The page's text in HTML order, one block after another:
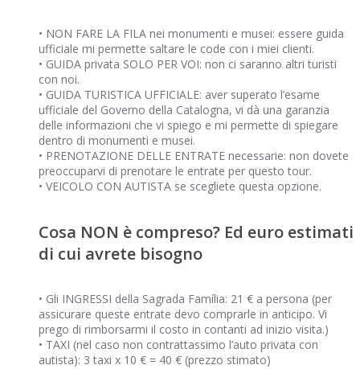
• NON FARE LA FILA nei monumenti e musei: essere guida
ufficiale mi permette saltare le code con i miei clienti.
• GUIDA privata SOLO PER VOI: non ci saranno altri turisti
con noi.
• GUIDA TURISTICA UFFICIALE: aver superato l’esame
ufficiale del Governo della Catalogna, vi dà una garanzia
delle informazioni che vi spiego e mi permette di spiegare
dentro di monumenti e musei.
• PRENOTAZIONE DELLE ENTRATE necessarie: non dovete
preoccuparvi di prenotare le entrate per questo tour.
• VEICOLO CON AUTISTA se scegliete questa opzione.
Cosa NON è compreso? Ed euro estimati
di cui avrete bisogno
• Gli INGRESSI della Sagrada Família: 21 € a persona (per
assicurare queste entrate devo comprarle in anticipo. Vi
prego di rimborsarmi il costo in contanti ad inizio visita.)
• TAXI (nel caso non contrattassimo l’auto privata con
autista): 3 taxi x 10 € = 40 € (prezzo stimato)